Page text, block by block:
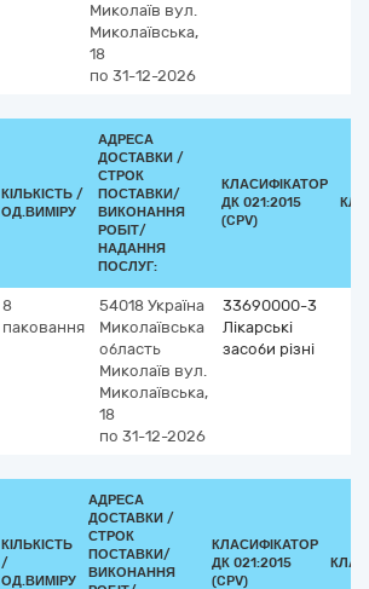
Миколаїв вул.
Миколаївська,
18
по 31-12-2026
КІЛЬКІСТЬ /
ОД.ВИМІРУ
АДРЕСА
ДОСТАВКИ /
СТРОК
ПОСТАВКИ/
ВИКОНАННЯ
РОБІТ/
НАДАННЯ
ПОСЛУГ:
КЛАСИФІКАТОР
ДК 021:2015
(CPV)
8
паковання
54018 Україна
Миколаївська
область
Миколаїв вул.
Миколаївська,
18
по 31-12-2026
33690000-3
Лікарські
засоби різні
КІЛЬКІСТЬ
/
ОД.ВИМІРУ
АДРЕСА
ДОСТАВКИ /
СТРОК
ПОСТАВКИ/
ВИКОНАННЯ
КЛАСИФІКАТОР
ДК 021:2015
(CPV)